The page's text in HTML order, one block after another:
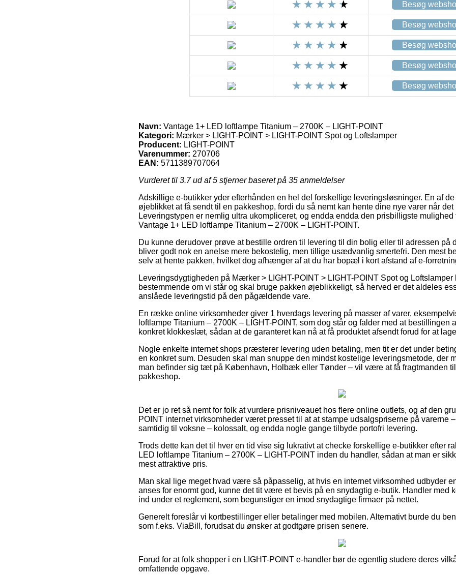
Besøg
Besøg
Besøg
Besøg
Besøg
Navn: Vantage 1+ LED loftlampe Titanium – 2700K – LIGHT-POINT
Kategori: Mærker > LIGHT-POINT > LIGHT-POINT Spot og Loftslamper
Producent: LIGHT-POINT
Varenummer: 270706
EAN: 5711389707064
Vurderet til 3.7ud af 5 stjerner baseret på 35 anmeldelser
Adskillige e-butikker yder efterhånden en hel del forskellige leveringsløsninger. En af
øjeblikket at få sendt til en pakkeshop, fordi du så nemt kan hente dine nye varer når det
Leveringstypen er nemlig ultra ukompliceret, og endda endda den prisbilligste mulighed
Vantage 1+ LED loftlampe Titanium – 2700K – LIGHT-POINT.
Du kunne derudover prøve at bestille ordren til levering til din bolig eller til adressen på
bliver godt nok en anelse mere bekostelig, men tillige usædvanlig smertefri. Den mest
selv at hente pakken, hvilket dog afhænger af at du har bopæl i kort afstand af e-
Leveringsdygtigheden på Mærker > LIGHT-POINT > LIGHT-POINT Spot og
bestemmende om vi står og skal bruge pakken øjeblikkeligt, så herved er det aldeles
anslåede leveringstid på den pågældende vare.
En række online virksomheder giver 1 hverdags levering på masser af varer,
loftlampe Titanium – 2700K – LIGHT-POINT, som dog står og falder med at bestillingen
konkret klokkeslæt, sådan at de garanteret kan nå at få produktet afsendt forud for at
Nogle enkelte internet shops præsterer levering uden betaling, men tit er det under
en konkret sum. Desuden skal man snuppe den mindst kostelige leveringsmetode, der
man befinder sig tæt på København, Holbæk eller Tønder – vil være at få fragtmanden
pakkeshop.
Det er jo ret så nemt for folk at vurdere prisniveauet hos flere online outlets, og af den
POINT internet virksomheder været presset til at at stampe udsalgspriserne på varerne
samtidig til voksne – kolossalt, og endda nogle gange tilbyde portofri levering.
Trods dette kan det til hver en tid vise sig lukrativt at checke forskellige e-butikker efter
LED loftlampe Titanium – 2700K – LIGHT-POINT inden du handler, sådan at man er
mest attraktive pris.
Man skal lige meget hvad være så påpasselig, at hvis en internet virksomhed udbyder
anses for enormt god, kunne det tit være et bevis på en snydagtig e-butik. Handler med
ind under et reglement, som begunstiger en imod snydagtige firmaer på nettet.
Generelt foreslår vi kortbestillinger eller betalinger med mobilen. Alternativt burde du
som f.eks. ViaBill, forudsat du ønsker at godtgøre prisen senere.
Forud for at folk shopper i en LIGHT-POINT e-handler bør de egentlig studere deres
omfattende opgave.